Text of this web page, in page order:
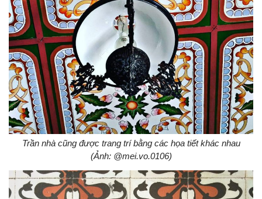
Trần nhà cũng được trang trí bằng các họa tiết khác nhau
(Ảnh: @mei.vo.0106)